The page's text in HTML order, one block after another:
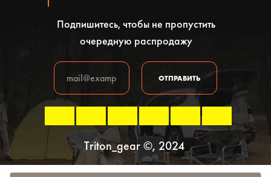
Подпишитесь, чтобы не пропустить
очередную распродажу
Triton_gear ©, 2024
Политика конфиденциальности
ОТПРАВИТЬ